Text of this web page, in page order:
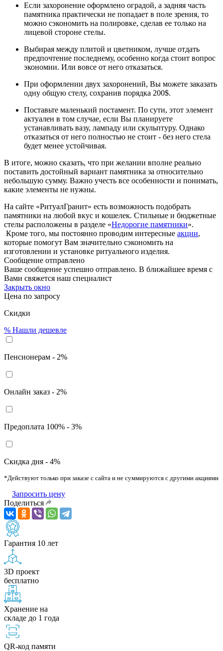
Если захоронение оформлено оградой, а задняя часть
памятника практически не попадает в поле зрения, то
можно сэкономить на полировке, сделав ее только на
лицевой стороне стелы.
Выбирая между плитой и цветником, лучше отдать
предпочтение последнему, особенно когда стоит вопрос
экономии. Или вовсе от него отказаться.
При оформлении двух захоронений, Вы можете заказать
одну общую стелу, сохранив порядка 200$.
Поставьте маленький постамент. По сути, этот элемент
актуален в том случае, если Вы планируете
устанавливать вазу, лампаду или скульптуру. Однако
отказаться от него полностью не стоит - без него стела
будет менее устойчивая.
В итоге, можно сказать, что при желании вполне реально
поставить достойный вариант памятника за относительно
небольшую сумму. Важно учесть все особенности и понимать,
какие элементы не нужны.
На сайте «РитуалГранит» есть возможность подобрать
памятники на любой вкус и кошелек. Стильные и бюджетные
стелы расположены в разделе «Недорогие памятники».
Кроме того, мы постоянно проводим интересные акции,
которые помогут Вам значительно сэкономить на
изготовлении и установке ритуального изделия.
Сообщение отправлено
Ваше сообщение успешно отправлено. В ближайшее время с
Вами свяжется наш специалист
Закрыть окно
Цена по запросу
Скидки
% Нашли дешевле
Пенсионерам - 2%
Онлайн заказ - 2%
Предоплата 100% - 3%
Скидка дня - 4%
*Действуют только при заказе с сайта и не суммируются с другими акциями
Запросить цену
Поделиться
Гарантия 10 лет
3D проект
бесплатно
Хранение на
складе до 1 года
QR-код памяти